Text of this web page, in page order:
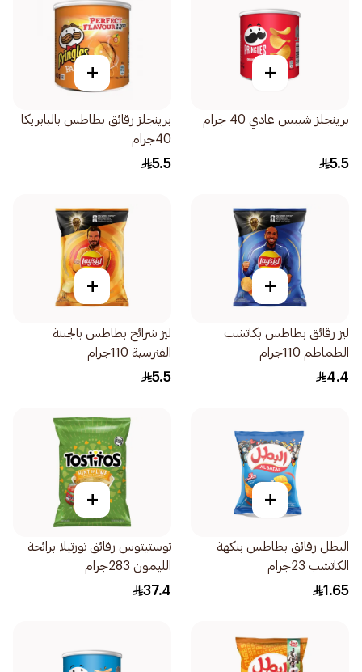
+
برينجلز شيبس عادي 40 جرام
5.5
+
برينجلز رقائق بطاطس بالبابريكا
40جرام
5.5
+
ليز رقائق بطاطس بكاتشب
الطماطم 110جرام
4.4
+
ليز شرائح بطاطس بالجبنة
الفنرسية 110جرام
5.5
+
البطل رقائق بطاطس بنكهة
الكاتشب 23جرام
1.65
+
توستيتوس رقائق تورتيلا برائحة
الليمون 283جرام
37.4